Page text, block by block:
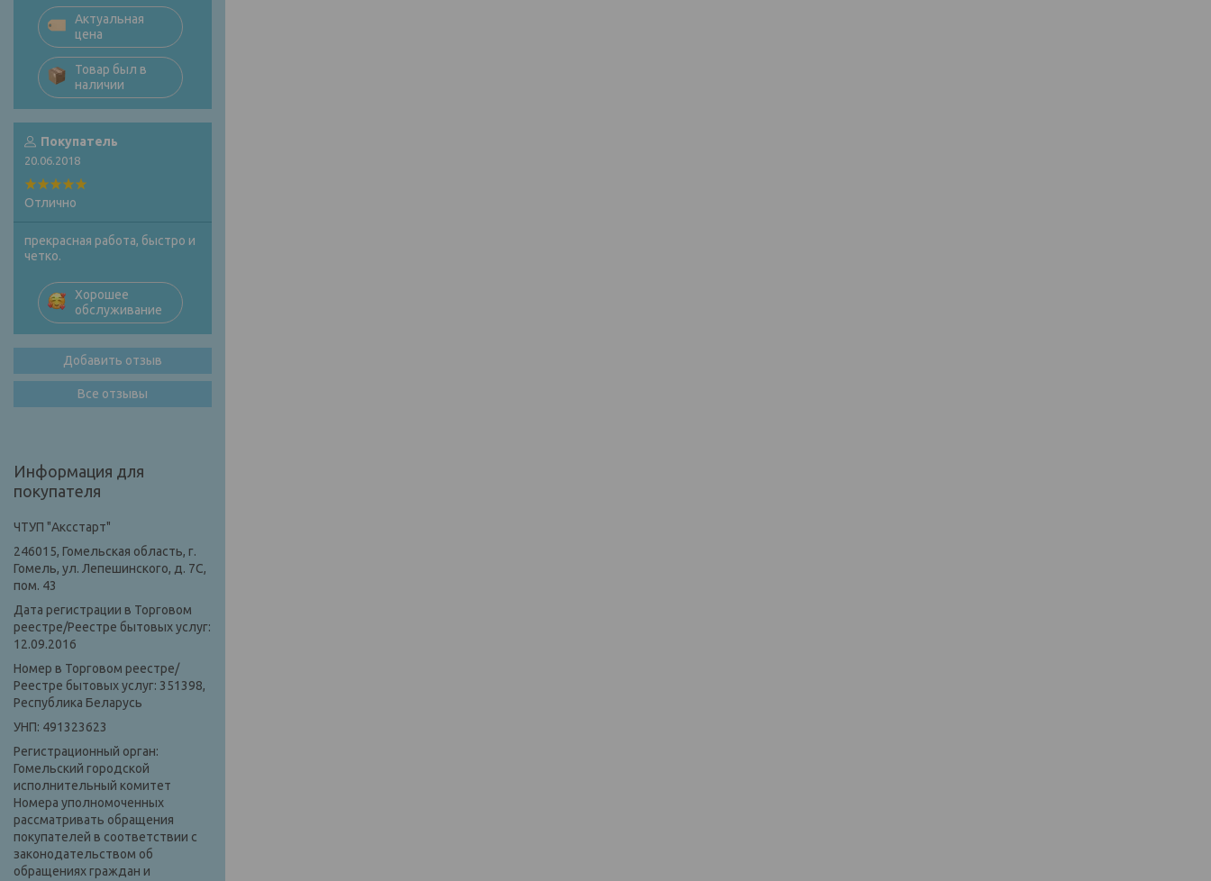
Актуальная
цена
Товар был в
наличии
Покупатель
20.06.2018
Отлично
прекрасная работа, быстро и
четко.
Хорошее
обслуживание
Добавить отзыв
Все отзывы
Информация для
покупателя
ЧТУП "Аксстарт"
246015, Гомельская область, г.
Гомель, ул. Лепешинского, д. 7С,
пом. 43
Дата регистрации в Торговом
реестре/Реестре бытовых услуг:
12.09.2016
Номер в Торговом реестре/
Реестре бытовых услуг: 351398,
Республика Беларусь
УНП: 491323623
Регистрационный орган:
Гомельский городской
исполнительный комитет
Номера уполномоченных
рассматривать обращения
покупателей в соответствии с
законодательством об
обращениях граждан и